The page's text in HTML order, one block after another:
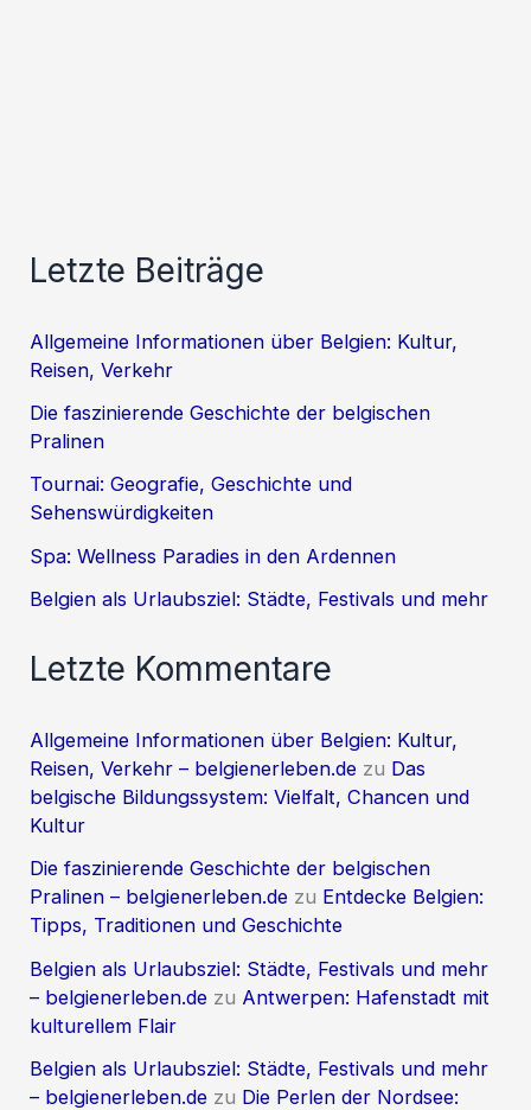
Letzte Beiträge
Allgemeine Informationen über Belgien: Kultur,
Reisen, Verkehr
Die faszinierende Geschichte der belgischen
Pralinen
Tournai: Geografie, Geschichte und
Sehenswürdigkeiten
Spa: Wellness Paradies in den Ardennen
Belgien als Urlaubsziel: Städte, Festivals und mehr
Letzte Kommentare
Allgemeine Informationen über Belgien: Kultur,
Reisen, Verkehr – belgienerleben.de zu Das
belgische Bildungssystem: Vielfalt, Chancen und
Kultur
Die faszinierende Geschichte der belgischen
Pralinen – belgienerleben.de zu Entdecke Belgien:
Tipps, Traditionen und Geschichte
Belgien als Urlaubsziel: Städte, Festivals und mehr
– belgienerleben.de zu Antwerpen: Hafenstadt mit
kulturellem Flair
Belgien als Urlaubsziel: Städte, Festivals und mehr
– belgienerleben.de zu Die Perlen der Nordsee: